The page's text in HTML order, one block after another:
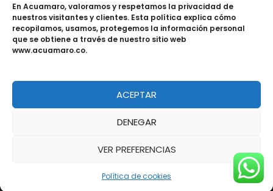
En Acuamaro, valoramos y respetamos la privacidad de
nuestros visitantes y clientes. Esta política explica cómo
recopilamos, usamos, protegemos la información personal
que se obtiene a través de nuestro sitio web
www.acuamaro.co.
ACEPTAR
DENEGAR
VER PREFERENCIAS
Política de cookies
INFO:
3217685535
Cali-Colombia
Copyright © Acuamaro 2026 | Fabricación de
Cali, Colombia